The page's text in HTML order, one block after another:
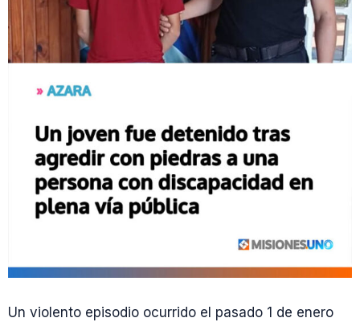
Un violento episodio ocurrido el pasado 1 de enero